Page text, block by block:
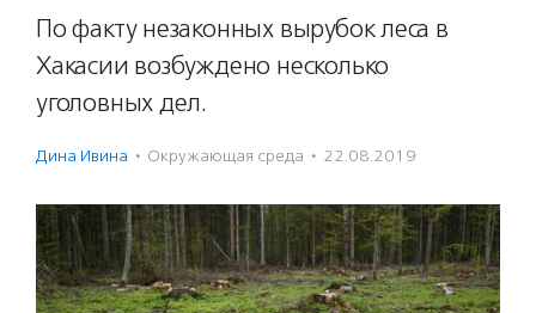
По факту незаконных вырубок леса в
Хакасии возбуждено несколько
уголовных дел.
Дина Ивина · Окружающая среда · 22.08.2019